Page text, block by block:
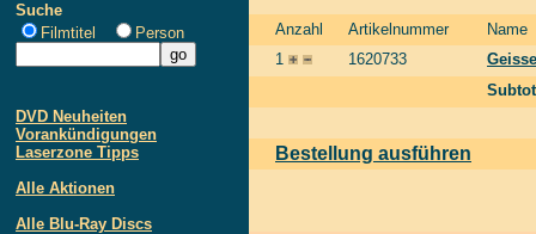
Suche
Filmtitel
Person
DVD Neuheiten
Vorankündigungen
Laserzone Tipps
Alle Aktionen
Alle Blu-Ray Discs
Anzahl Artikelnummer
Name
1
1620733
Bestellung ausführen